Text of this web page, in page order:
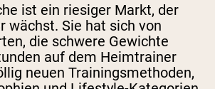
ist ein riesiger Markt, der
wächst. Sie hat sich von
die schwere Gewichte
auf dem Heimtrainer
neuen Trainingsmethoden,